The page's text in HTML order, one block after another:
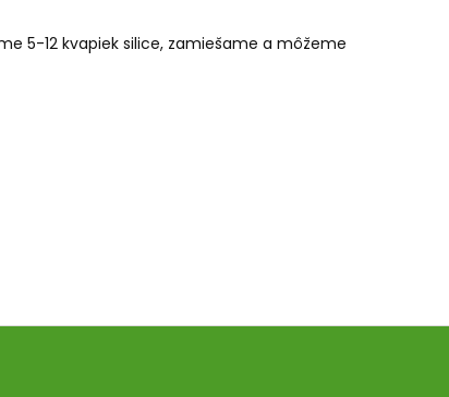
5-12 kvapiek silice, zamiešame a môžeme